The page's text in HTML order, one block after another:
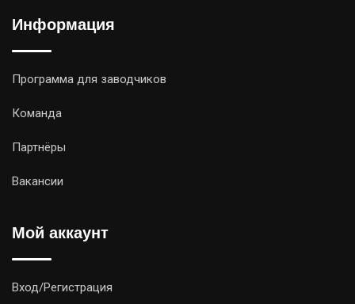
Информация
Программа для заводчиков
Команда
Партнёры
Вакансии
Мой аккаунт
Вход/Регистрация